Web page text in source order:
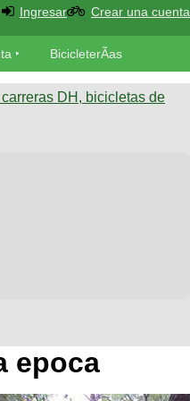
Ingresar Crear una cuenta
BicicleterÃ­as
DH, bicicletas de
epoca